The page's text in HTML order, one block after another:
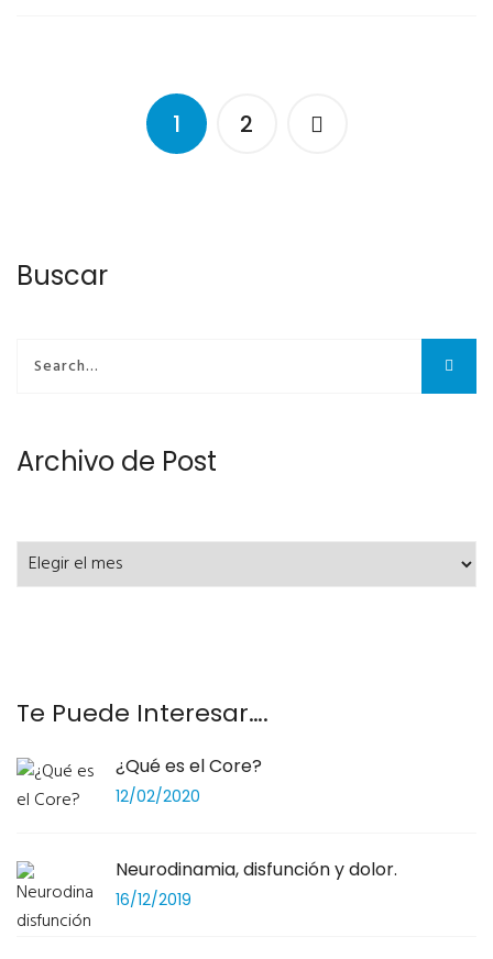
1 2
Buscar
Archivo de Post
Archivo
de
Post
Te Puede Interesar….
¿Qué es el Core?
12/02/2020
Neurodinamia, disfunción y dolor.
16/12/2019